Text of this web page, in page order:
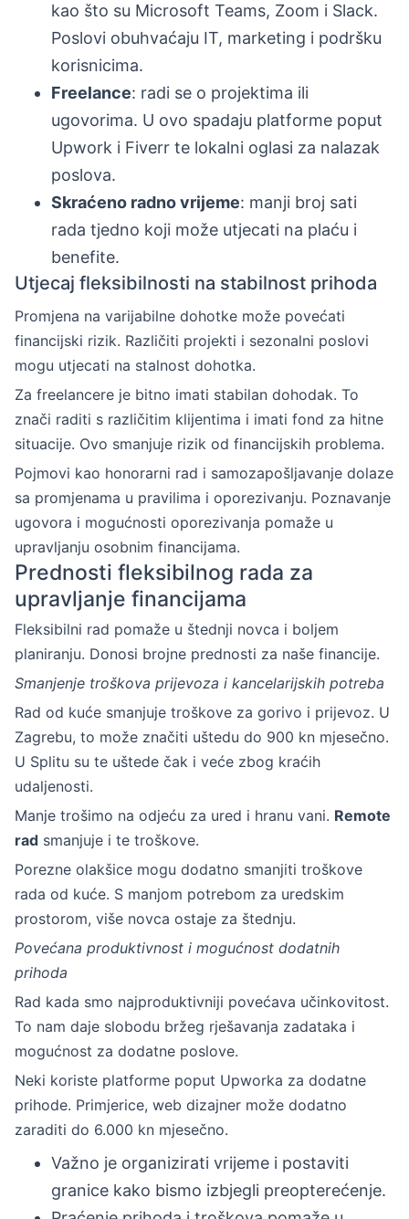
kao što su Microsoft Teams, Zoom i Slack.
Poslovi obuhvaćaju IT, marketing i podršku
korisnicima.
Freelance: radi se o projektima ili
ugovorima. U ovo spadaju platforme poput
Upwork i Fiverr te lokalni oglasi za nalazak
poslova.
Skraćeno radno vrijeme: manji broj sati
rada tjedno koji može utjecati na plaću i
benefite.
Utjecaj fleksibilnosti na stabilnost prihoda
Promjena na varijabilne dohotke može povećati
financijski rizik. Različiti projekti i sezonalni poslovi
mogu utjecati na stalnost dohotka.
Za freelancere je bitno imati stabilan dohodak. To
znači raditi s različitim klijentima i imati fond za hitne
situacije. Ovo smanjuje rizik od financijskih problema.
Pojmovi kao honorarni rad i samozapošljavanje dolaze
sa promjenama u pravilima i oporezivanju. Poznavanje
ugovora i mogućnosti oporezivanja pomaže u
upravljanju osobnim financijama.
Prednosti fleksibilnog rada za
upravljanje financijama
Fleksibilni rad pomaže u štednji novca i boljem
planiranju. Donosi brojne prednosti za naše financije.
Smanjenje troškova prijevoza i kancelarijskih potreba
Rad od kuće smanjuje troškove za gorivo i prijevoz. U
Zagrebu, to može značiti uštedu do 900 kn mjesečno.
U Splitu su te uštede čak i veće zbog kraćih
udaljenosti.
Manje trošimo na odjeću za ured i hranu vani. Remote
rad smanjuje i te troškove.
Porezne olakšice mogu dodatno smanjiti troškove
rada od kuće. S manjom potrebom za uredskim
prostorom, više novca ostaje za štednju.
Povećana produktivnost i mogućnost dodatnih
prihoda
Rad kada smo najproduktivniji povećava učinkovitost.
To nam daje slobodu bržeg rješavanja zadataka i
mogućnost za dodatne poslove.
Neki koriste platforme poput Upworka za dodatne
prihode. Primjerice, web dizajner može dodatno
zaraditi do 6.000 kn mjesečno.
Važno je organizirati vrijeme i postaviti
granice kako bismo izbjegli preopterećenje.